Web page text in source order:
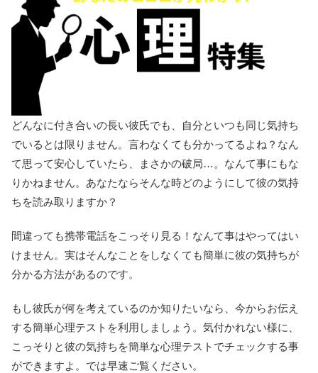
どんなに付き合いの長い彼氏でも、自分といつも同じ気持ち
でいるとは限りません。言わなくても分かってるよね？なん
て思って安心していたら、まさかの破局…。なんて事にもな
りかねません。あなたならそんな時どのようにして彼の気持
ちを読み取りますか？
間違っても携帯電話をこっそり見る！なんて事はやってはい
けません。実はそんなことをしなくても簡単に彼の気持ちが
分かる方法があるのです。
もし彼氏が何を考えているのか知りたいなら、今からお伝え
する簡単心理テストを利用しましょう。気付かれない様に、
こっそりと彼の気持ちを簡単な心理テストでチェックする事
ができますよ。では早速ご覧ください。